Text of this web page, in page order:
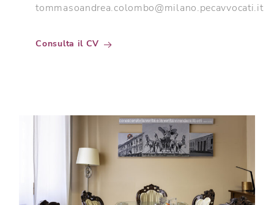
tommasoandrea.colombo@milano.pecavvocati.it
Consulta il CV